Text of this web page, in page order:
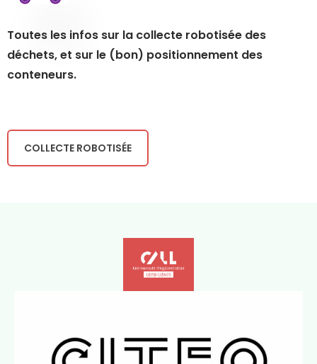
Toutes les infos sur la collecte robotisée des
déchets, et sur le (bon) positionnement des
conteneurs.
COLLECTE ROBOTISÉE